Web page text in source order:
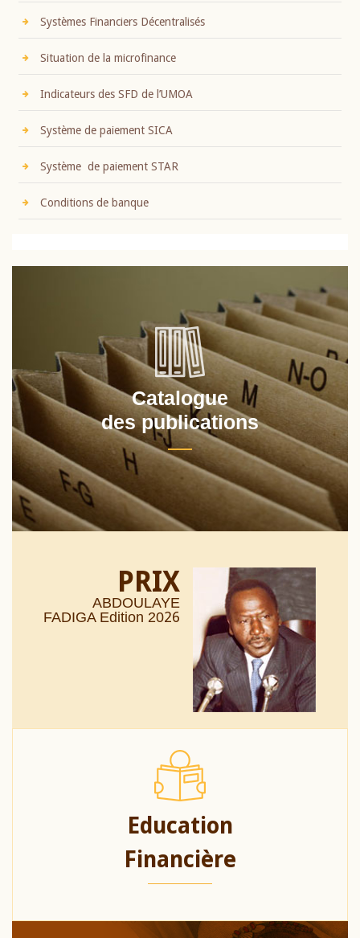
Systèmes Financiers Décentralisés
Situation de la microfinance
Indicateurs des SFD de l’UMOA
Système de paiement SICA
Système de paiement STAR
Conditions de banque
Catalogue
des publications
PRIX
ABDOULAYE
FADIGA Edition 2026
Education
Financière